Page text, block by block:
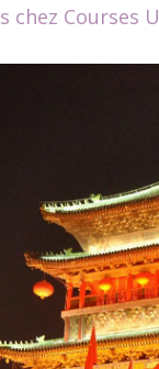
chez Courses U